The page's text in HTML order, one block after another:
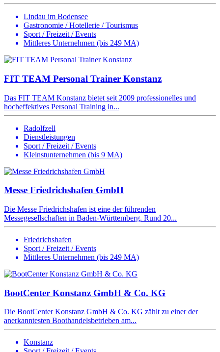
Lindau im Bodensee
Gastronomie / Hotellerie / Tourismus
Sport / Freizeit / Events
Mittleres Unternehmen (bis 249 MA)
FIT TEAM Personal Trainer Konstanz
Das FIT TEAM Konstanz bietet seit 2009 professionelles und
hocheffektives Personal Training in...
Radolfzell
Dienstleistungen
Sport / Freizeit / Events
Kleinstunternehmen (bis 9 MA)
Messe Friedrichshafen GmbH
Die Messe Friedrichshafen ist eine der führenden
Messegesellschaften in Baden-Württemberg. Rund 20...
Friedrichshafen
Sport / Freizeit / Events
Mittleres Unternehmen (bis 249 MA)
BootCenter Konstanz GmbH & Co. KG
Die BootCenter Konstanz GmbH & Co. KG zählt zu einer der
anerkanntesten Boothandelsbetrieben am...
Konstanz